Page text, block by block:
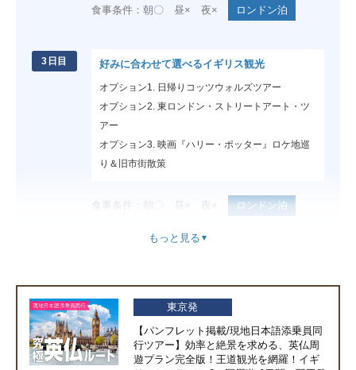
食事条件：朝〇 昼× 夜× ロンドン泊
3日目 好みに合わせて選べるイギリス観光
オプション1. 日帰りコッツウォルズツアー
オプション2. 東ロンドン・ストリートアート・ツ
アー
オプション3. 映画『ハリー・ポッター』ロケ地巡
り＆旧市街散策
食事条件：朝〇 昼× 夜× ロンドン泊
食事条件：朝○ 昼× 夜○
モン・サン・ミシェル泊
もっと見る ▼
東京発
【パンフレット掲載/現地日本語添乗員同
行ツアー】効率と絶景を求める、英仏周
遊プラン完全版！王道観光を網羅！イギ